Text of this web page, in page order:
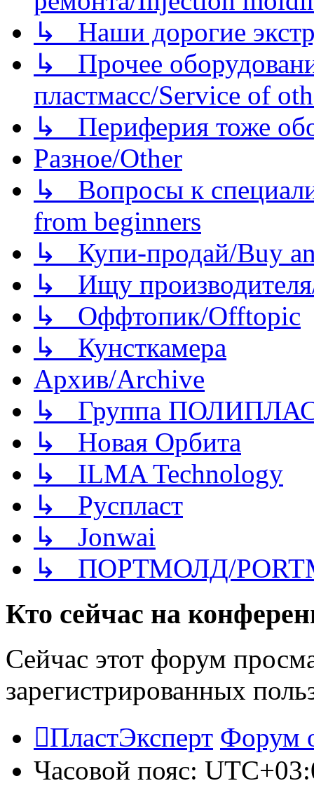
↳ Наши дорогие
↳ Прочее
пластмасс/Service of
↳ Периферия тоже
Разное/Other
↳ Вопросы к
from beginners
↳ Купи-продай/Buy
↳ Ищу
↳ Оффтопик/Offtopic
↳ Кунсткамера
Архив/Archive
↳ Группа
↳ Новая Орбита
↳ ILMA Technology
↳ Руспласт
↳ Jonwai
↳ ПОРТМОЛД/
Кто сейчас на
Сейчас этот форум
зарегистрированных
ПластЭксперт Форум
Часовой пояс: